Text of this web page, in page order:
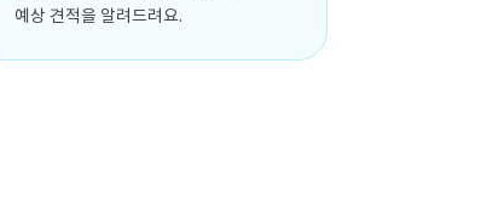
예상 견적을 알려드려요.